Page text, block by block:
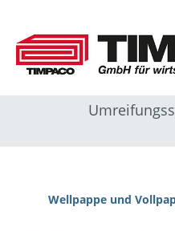
Wellpappe und